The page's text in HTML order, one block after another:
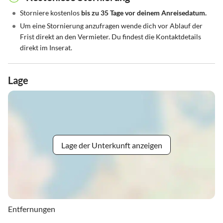
• Storniere kostenlos bis zu 35 Tage vor deinem Anreisedatum.
• Um eine Stornierung anzufragen wende dich vor Ablauf der
Frist direkt an den Vermieter. Du findest die Kontaktdetails
direkt im Inserat.
Lage
Lage der Unterkunft anzeigen
Entfernungen